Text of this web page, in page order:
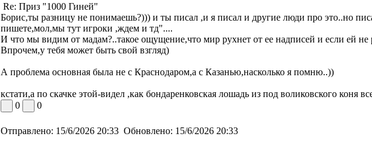
Re: Приз "1000 Гиней"
Борис,ты разницу не понимаешь?))) и ты писал ,и я писал и другие люди про это..но
пишете,мол,мы тут игроки ,ждем и тд"....
И что мы видим от мадам?..такое ощущение,что мир рухнет от ее надписей и если ей не
Впрочем,у тебя может быть свой взгляд)
А проблема основная была не с Краснодаром,а с Казанью,насколько я помню..))
кстати,а по скачке этой-видел ,как бондаренковская лошадь из под воликовского коня
0
0
Отправлено: 15/6/2026 20:33 Обновлено: 15/6/2026 20:33